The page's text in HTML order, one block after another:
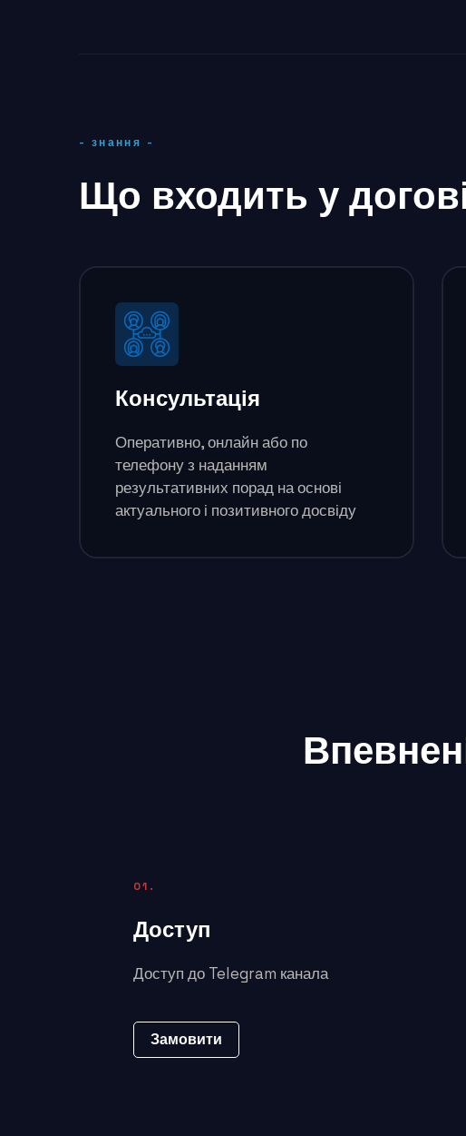
- знання -
Що входить у
Консультація
Оперативно, онлайн або по
телефону з наданням
результативних порад на основі
актуального і позитивного досвіду
01.
Доступ
Доступ до Telegram канала
Замовити